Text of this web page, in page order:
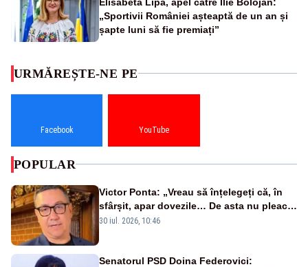
„Sportivii României așteaptă de un an și
șapte luni să fie premiați”
URMĂREȘTE-NE PE
Facebook YouTube
POPULAR
Victor Ponta: „Vreau să înțelegeți că, în
sfârșit, apar dovezile… De asta nu pleacă
Bolojan și useriștii”
30 iul. 2026, 10:46
Senatorul PSD Doina Federovici: